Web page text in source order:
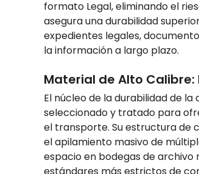
formato Legal, eliminando el
asegura una durabilidad
expedientes legales,
la información a largo plazo.
Material de Alto
El núcleo de la durabilidad de
seleccionado y tratado para
el transporte. Su estructura de
el apilamiento masivo de
espacio en bodegas de